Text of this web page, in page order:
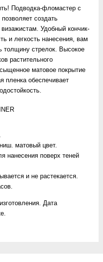
Подводка-фломастер с
создать
Удобный кончик-
и легкость нанесения, вам
толщину стрелок. Высокое
растительного
матовое покрытие
пленка обеспечивает
матовый цвет.
нанесения поверх теней
и не растекается.
Дата